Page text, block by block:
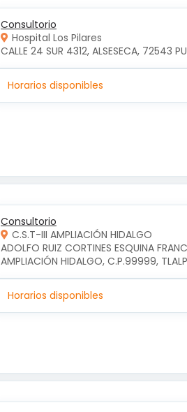
Consultorio
Hospital Los Pilares
CALLE 24 SUR 4312, ALSESECA, 72543
Horarios disponibles
Consultorio
C.S.T-III AMPLIACIÓN HIDALGO
ADOLFO RUIZ CORTINES ESQUINA
AMPLIACIÓN HIDALGO, C.P.99999,
Horarios disponibles